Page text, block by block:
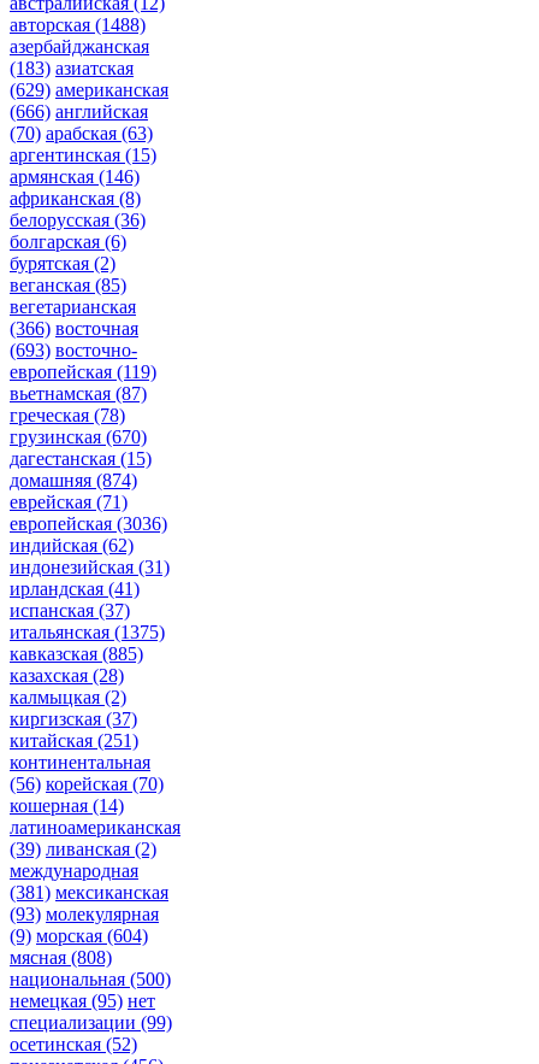
авторская (1488)
азербайджанская
(183) азиатская
(629) американская
(666) английская
(70) арабская (63)
аргентинская (15)
армянская (146)
африканская (8)
белорусская (36)
болгарская (6)
бурятская (2)
веганская (85)
вегетарианская
(366) восточная
(693) восточно-
европейская (119)
вьетнамская (87)
греческая (78)
грузинская (670)
дагестанская (15)
домашняя (874)
еврейская (71)
европейская (3036)
индийская (62)
индонезийская (31)
ирландская (41)
испанская (37)
итальянская (1375)
кавказская (885)
казахская (28)
калмыцкая (2)
киргизская (37)
китайская (251)
континентальная
(56) корейская (70)
кошерная (14)
латиноамериканская
(39) ливанская (2)
международная
(381) мексиканская
(93) молекулярная
(9) морская (604)
мясная (808)
национальная (500)
немецкая (95) нет
специализации (99)
осетинская (52)